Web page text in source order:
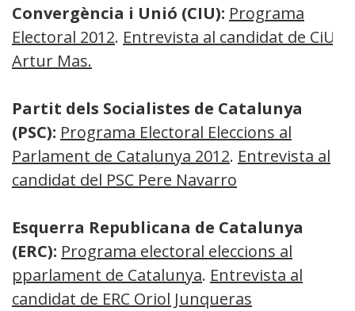
Convergència i Unió (CIU): Programa
Electoral 2012. Entrevista al candidat de CiU
Artur Mas.
Partit dels Socialistes de Catalunya
(PSC): Programa Electoral Eleccions al
Parlament de Catalunya 2012. Entrevista al
candidat del PSC Pere Navarro
Esquerra Republicana de Catalunya
(ERC): Programa electoral eleccions al
pparlament de Catalunya. Entrevista al
candidat de ERC Oriol Junqueras